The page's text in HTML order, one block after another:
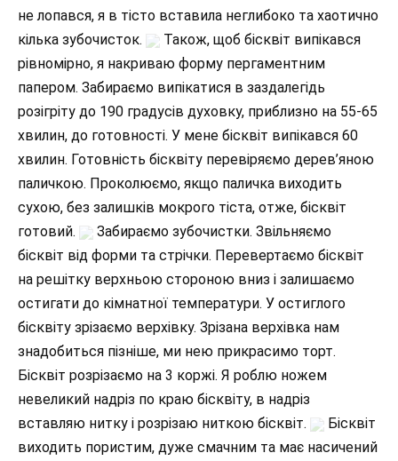
не лопався, я в тісто вставила неглибоко та хаотично
кілька зубочисток.
Також, щоб бісквіт випікався
рівномірно, я накриваю форму пергаментним
папером. Забираємо випікатися в заздалегідь
розігріту до 190 градусів духовку, приблизно на 55-65
хвилин, до готовності. У мене бісквіт випікався 60
хвилин. Готовність бісквіту перевіряємо дерев’яною
паличкою. Проколюємо, якщо паличка виходить
сухою, без залишків мокрого тіста, отже, бісквіт
готовий.
Забираємо зубочистки. Звільняємо
бісквіт від форми та стрічки. Перевертаємо бісквіт
на решітку верхньою стороною вниз і залишаємо
остигати до кімнатної температури. У остиглого
бісквіту зрізаємо верхівку. Зрізана верхівка нам
знадобиться пізніше, ми нею прикрасимо торт.
Бісквіт розрізаємо на 3 коржі. Я роблю ножем
невеликий надріз по краю бісквіту, в надріз
вставляю нитку і розрізаю ниткою бісквіт.
Бісквіт
виходить пористим, дуже смачним та має насичений